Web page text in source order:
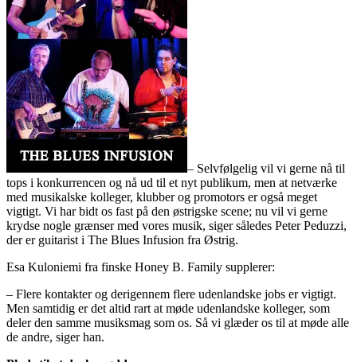
– Selvfølgelig vil vi gerne nå til
tops i konkurrencen og nå ud til et nyt publikum, men at netværke
med musikalske kolleger, klubber og promotors er også meget
vigtigt. Vi har bidt os fast på den østrigske scene; nu vil vi gerne
krydse nogle grænser med vores musik, siger således Peter Peduzzi,
der er guitarist i The Blues Infusion fra Østrig.
Esa Kuloniemi fra finske Honey B. Family supplerer:
– Flere kontakter og derigennem flere udenlandske jobs er vigtigt.
Men samtidig er det altid rart at møde udenlandske kolleger, som
deler den samme musiksmag som os. Så vi glæder os til at møde alle
de andre, siger han.